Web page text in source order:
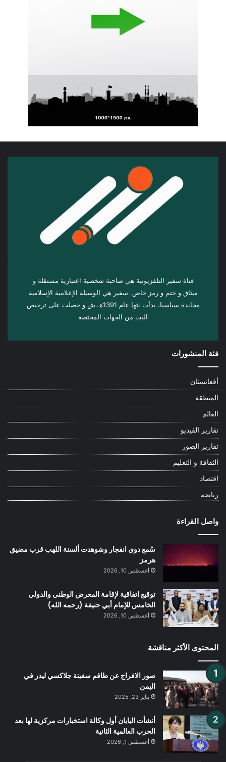
قناة سفير التلفزيونية هي صاحبة شخصية اعتبارية مستقلة و
ميثاق و ختم و رمز خاص. سفیر هي الوسيلة الإعلامية الإسلامية
محايدة سياسيا، بدأت بثها عام 1391هـ.ش و حصلت على ترخيص
البث من الجهات المختصة
فئة المنشورات
أفغانستان
المنطقة
العالم
تقارير الفيديو
تقارير الصور
الثقافة و التعليم
اقتصاد
رياضة
واصل القراءة
سُمع دوي انفجار وشوهدت ألسنة اللهب قرب مضيق
هرمز
أغسطس 10, 2026
توقيع اتفاقية لإقامة المعرض الوطني والدولي
الخامس للإمام أبي حنيفة (رحمه الله)
أغسطس 10, 2026
المحتوى الأكثر مناقشة
صور الافراج عن طاقم سفينة جلاكسي ليدر في
اليمن
يناير 23, 2025
أنشأت اليابان أول وكالة استخبارات مركزية لها بعد
الحرب العالمية الثانية
أغسطس 1, 2026